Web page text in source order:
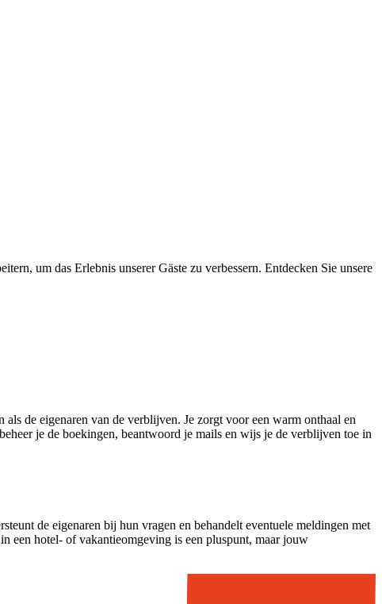
um das Erlebnis unserer Gäste zu verbessern. Entdecken Sie unsere
de eigenaren van de verblijven. Je zorgt voor een warm onthaal en
je de boekingen, beantwoord je mails en wijs je de verblijven toe in
de eigenaren bij hun vragen en behandelt eventuele meldingen met
een hotel- of vakantieomgeving is een pluspunt, maar jouw